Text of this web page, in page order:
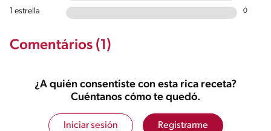
1 estrella 0
Comentários (1)
¿A quién consentiste con esta rica receta?
Cuéntanos cómo te quedó.
Iniciar sesión Registrarme